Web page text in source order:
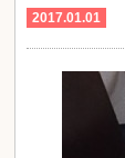
2017.01.01